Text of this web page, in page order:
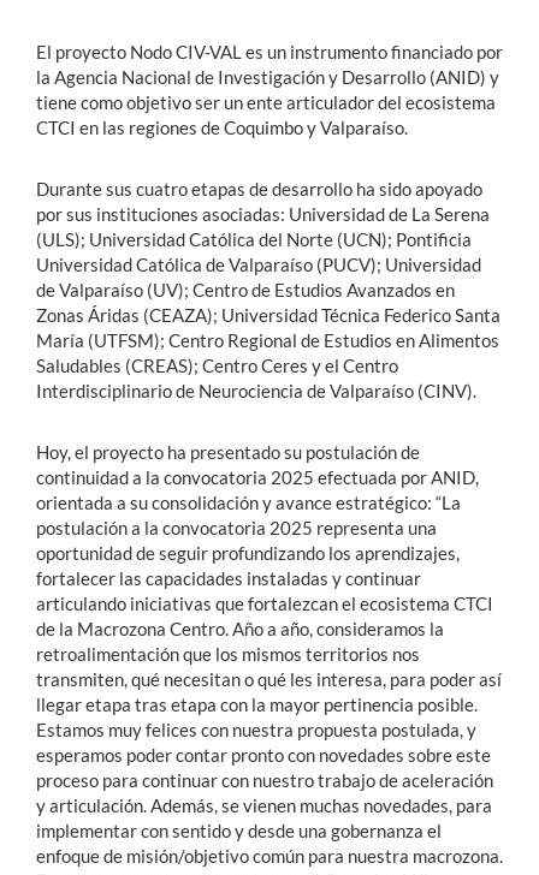
El proyecto Nodo CIV-VAL es un instrumento financiado por
la Agencia Nacional de Investigación y Desarrollo (ANID) y
tiene como objetivo ser un ente articulador del ecosistema
CTCI en las regiones de Coquimbo y Valparaíso.
Durante sus cuatro etapas de desarrollo ha sido apoyado
por sus instituciones asociadas: Universidad de La Serena
(ULS); Universidad Católica del Norte (UCN); Pontificia
Universidad Católica de Valparaíso (PUCV); Universidad
de Valparaíso (UV); Centro de Estudios Avanzados en
Zonas Áridas (CEAZA); Universidad Técnica Federico Santa
María (UTFSM); Centro Regional de Estudios en Alimentos
Saludables (CREAS); Centro Ceres y el Centro
Interdisciplinario de Neurociencia de Valparaíso (CINV).
Hoy, el proyecto ha presentado su postulación de
continuidad a la convocatoria 2025 efectuada por ANID,
orientada a su consolidación y avance estratégico: “La
postulación a la convocatoria 2025 representa una
oportunidad de seguir profundizando los aprendizajes,
fortalecer las capacidades instaladas y continuar
articulando iniciativas que fortalezcan el ecosistema CTCI
de la Macrozona Centro. Año a año, consideramos la
retroalimentación que los mismos territorios nos
transmiten, qué necesitan o qué les interesa, para poder así
llegar etapa tras etapa con la mayor pertinencia posible.
Estamos muy felices con nuestra propuesta postulada, y
esperamos poder contar pronto con novedades sobre este
proceso para continuar con nuestro trabajo de aceleración
y articulación. Además, se vienen muchas novedades, para
implementar con sentido y desde una gobernanza el
enfoque de misión/objetivo común para nuestra macrozona.